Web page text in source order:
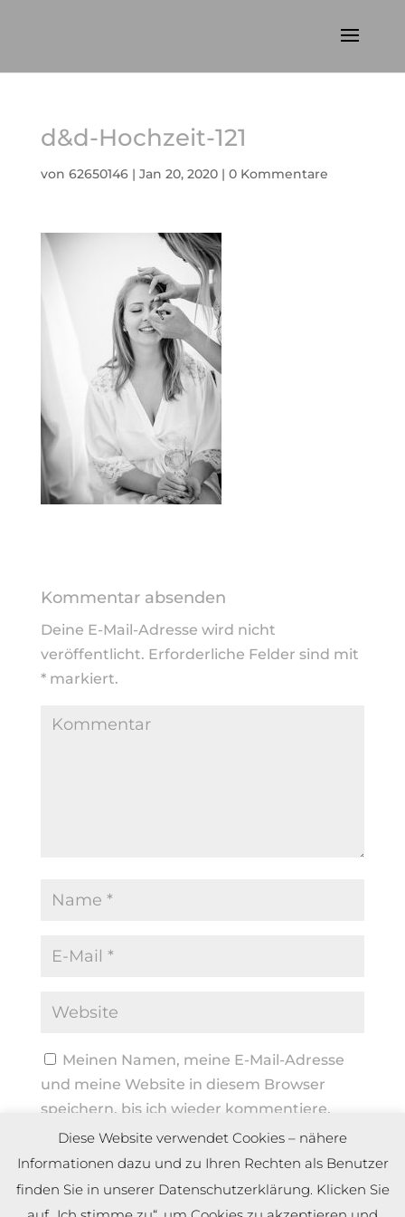
d&d-Hochzeit-121
von 62650146| Jan 20, 2020| 0 Kommentare
Kommentar absenden
Deine E-Mail-Adresse wird nicht
veröffentlicht. Erforderliche Felder sind mit
*markiert.
Meinen Namen, meine E-Mail-Adresse
und meine Website in diesem Browser
speichern, bis ich wieder kommentiere.
Diese Website verwendet Cookies – nähere
Informationen dazu und zu Ihren Rechten als Benutzer
finden Sie in unserer Datenschutzerklärung. Klicken Sie